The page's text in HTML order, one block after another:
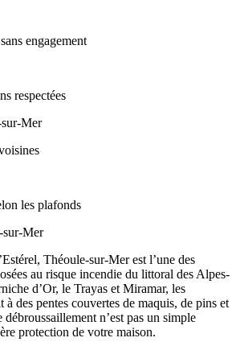
engagement
respectées
Mer
les plafonds
sur-Mer
Théoule-sur-Mer est l’une des
au risque incendie du littoral des Alpes-
d’Or, le Trayas et Miramar, les
à des pentes couvertes de maquis, de pins et
n’est pas un simple
protection de votre maison.